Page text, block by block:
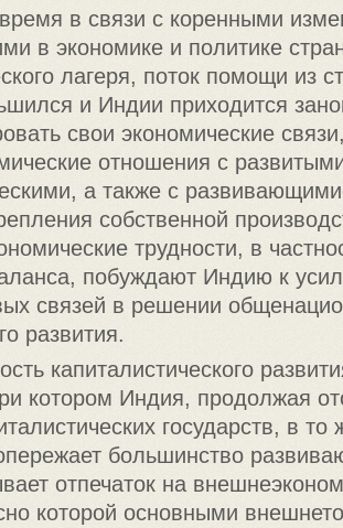
в связи с коренными
в экономике и политике
лагеря, поток помощи из
и Индии приходится
свои экономические
отношения с
а также с
собственной
трудности, в
побуждают Индию к
связей в решении
развития.
капиталистического
котором Индия, продолжая
государств, в
большинство
отпечаток на
которой основными